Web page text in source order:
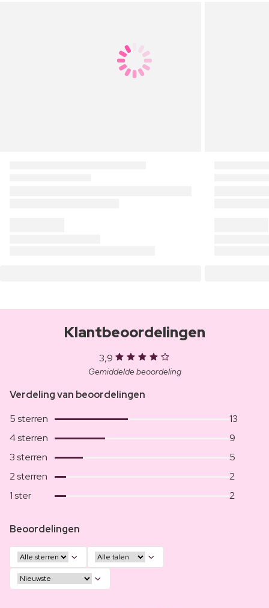
Klantbeoordelingen
3,9
Gemiddelde beoordeling
Verdeling van beoordelingen
5 sterren
13
4 sterren
9
3 sterren
5
2 sterren
2
1 ster
2
Beoordelingen